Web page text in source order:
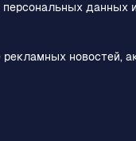
персональных данных
рекламных новостей,